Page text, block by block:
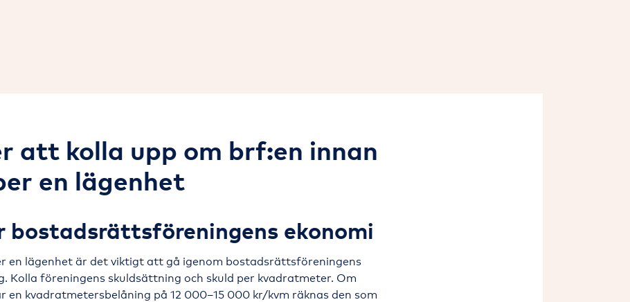
att kolla upp om brf:en innan
en lägenhet
bostadsrättsföreningens ekonomi
en lägenhet är det viktigt att gå igenom bostadsrättsföreningens
Kolla föreningens skuldsättning och skuld per kvadratmeter. Om
en kvadratmetersbelåning på 12 000–15 000 kr/kvm räknas den som